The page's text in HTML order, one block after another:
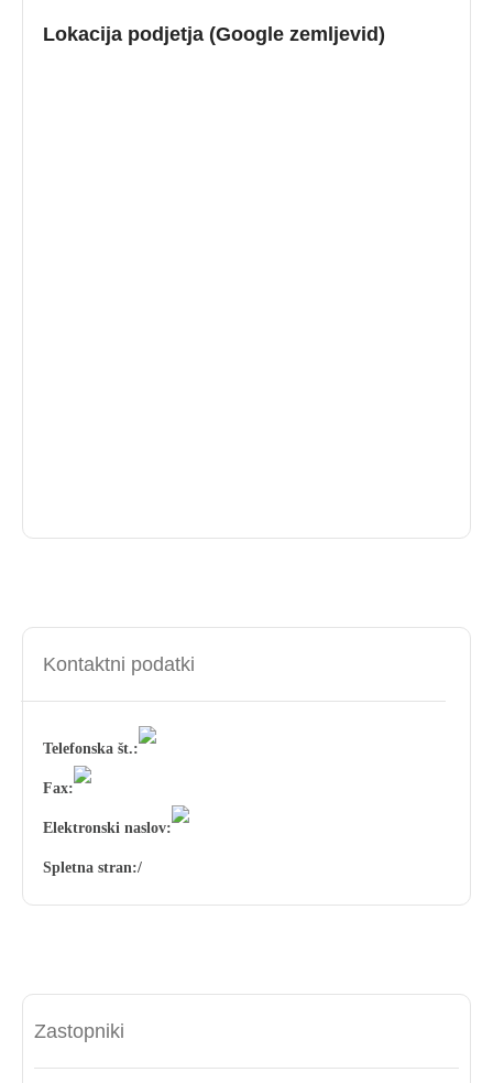
Lokacija podjetja (Google zemljevid)
Kontaktni podatki
Telefonska št.:
Fax:
Elektronski naslov:
Spletna stran:/
Zastopniki